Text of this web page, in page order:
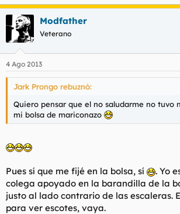
Modfather
Veterano
4 Ago 2013
Jark Prongo rebuznó:
Quiero pensar que el no saludarme no tuvo
mi bolsa de mariconazo
Pues sí que me fijé en la bolsa, sí
. Yo
colega apoyado en la barandilla de la
justo al lado contrario de las escaleras.
para ver escotes, vaya.